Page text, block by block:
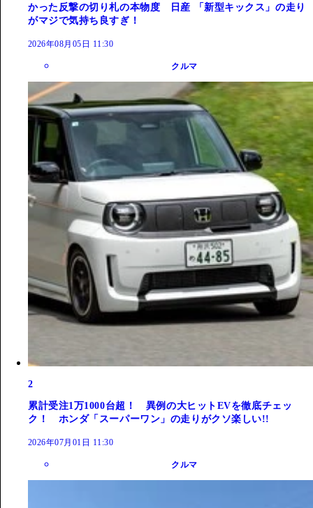
かった反撃の切り札の本物度 日産 「新型キックス」の走り
がマジで気持ち良すぎ！
2026年08月05日 11:30
クルマ
2
累計受注1万1000台超！ 異例の大ヒットEVを徹底チェッ
ク！ ホンダ「スーパーワン」の走りがクソ楽しい!!
2026年07月01日 11:30
クルマ